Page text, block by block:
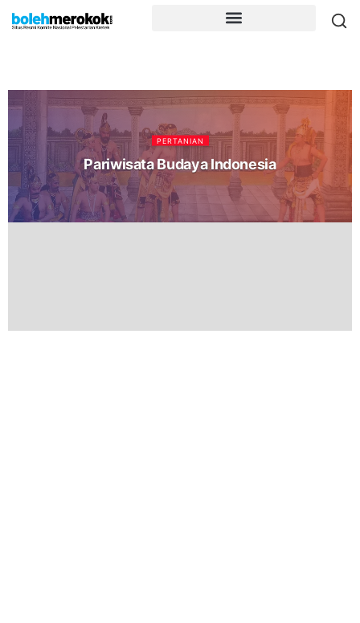
PERTANIAN
Pariwisata Budaya Indonesia